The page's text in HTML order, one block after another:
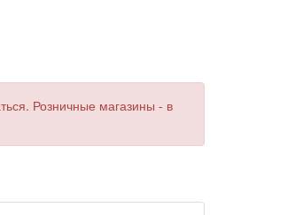
Розничные магазины - в